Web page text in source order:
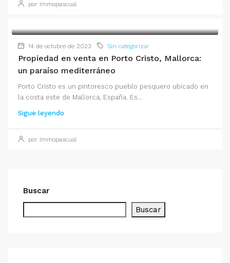
por Immopascual
14 de octubre de 2023 Sin categorizar
Propiedad en venta en Porto Cristo, Mallorca:
un paraíso mediterráneo
Porto Cristo es un pintoresco pueblo pesquero ubicado en
la costa este de Mallorca, España. Es...
Sigue leyendo
por Immopascual
Buscar
Buscar